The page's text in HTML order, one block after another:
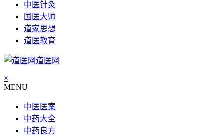
中医针灸
国医大师
道家思想
道医教育
道医网
×
MENU
中医医案
中药大全
中药良方